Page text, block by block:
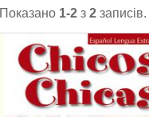
Показано 1-2 з 2 записів.
CHICOS CHICAS 3